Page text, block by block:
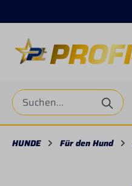
HUNDE Für den Hund